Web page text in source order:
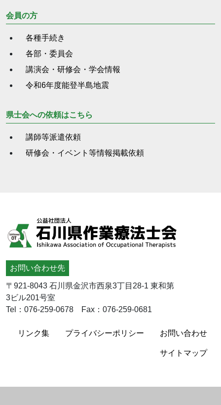
会員の方
各種手続き
各部・委員会
講演会・研修会・学会情報
令和6年度能登半島地震
県士会への依頼はこちら
講師等派遣依頼
研修会・イベント等情報掲載依頼
お問い合わせ先
〒921-8043 石川県金沢市西泉3丁目28-1 東和第
3ビル201号室
Tel：076-259-0678 Fax：076-259-0681
リンク集 プライバシーポリシー お問い合わせ
サイトマップ